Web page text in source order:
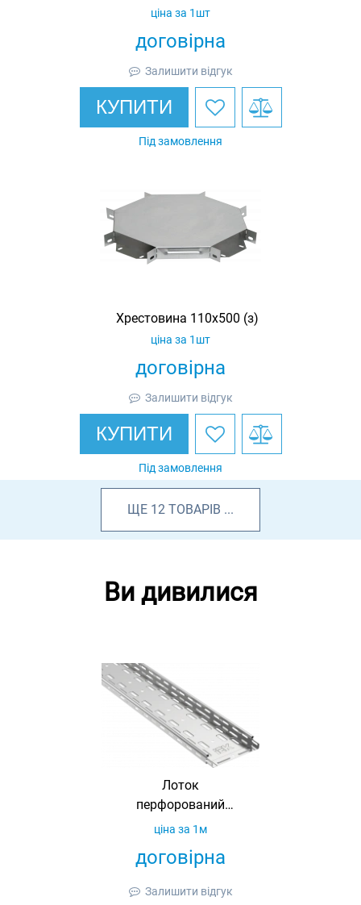
договірна
ціна за 1шт
Залишити відгук
КУПИТИ
Під замовлення
Хрестовина 110х500 (з)
договірна
ціна за 1шт
Залишити відгук
КУПИТИ
Під замовлення
ЩЕ 12 ТОВАРІВ ...
Ви дивилися
Лоток
перфорований
фарбований
(з)
договірна
ціна за 1м
Залишити відгук